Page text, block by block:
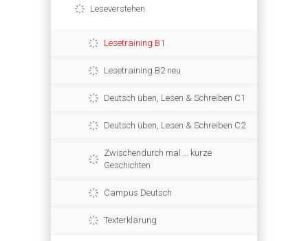
Leseverstehen
Lesetraining B1
Lesetraining B2 neu
Deutsch üben, Lesen & Schreiben C1
Deutsch üben, Lesen & Schreiben C2
Zwischendurch mal … kurze
Geschichten
Campus Deutsch
Texterklärung